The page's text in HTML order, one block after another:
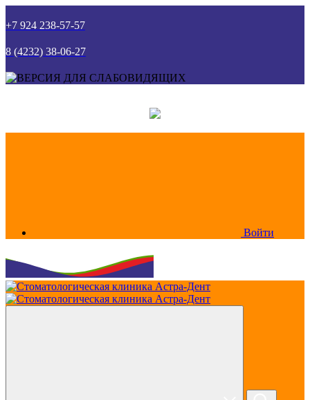
+7 924 238-57-57
8 (4232) 38-06-27
Войти